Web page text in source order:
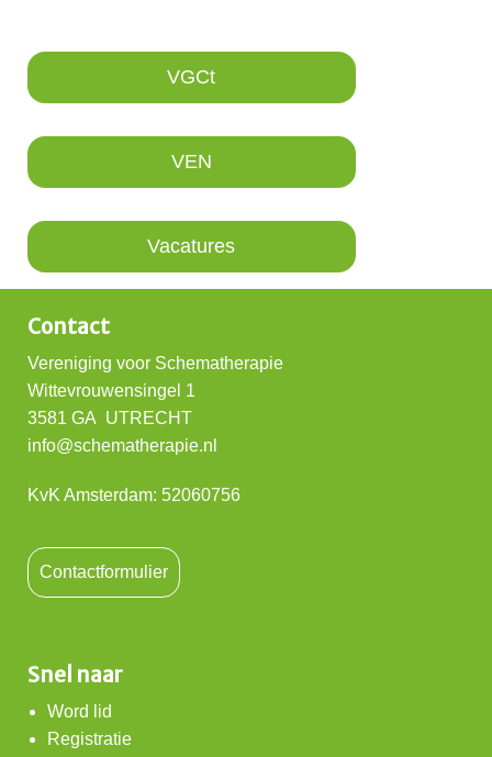
VGCt
VEN
Vacatures
Contact
Vereniging voor Schematherapie
Wittevrouwensingel 1
3581 GA UTRECHT
info@schematherapie.nl
KvK Amsterdam: 52060756
Contactformulier
Snel naar
Word lid
Registratie